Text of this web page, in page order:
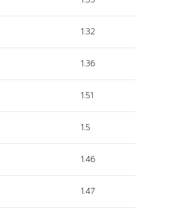
1.32
1.36
1.51
1.5
1.46
1.47